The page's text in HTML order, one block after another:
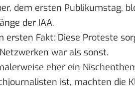
dem ersten Publikumstag,
der IAA.
Fakt: Diese Proteste
war als sonst.
eher ein
ist, machten die